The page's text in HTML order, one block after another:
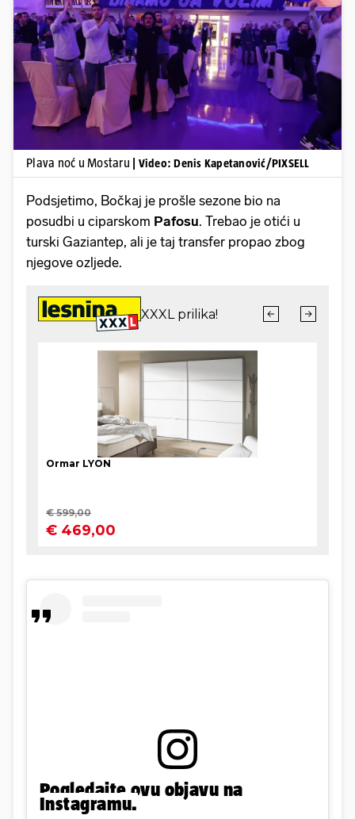
Pokretanje videa...
Plava noć u Mostaru | Video: Denis Kapetanović/PIXSELL
Podsjetimo, Bočkaj je prošle sezone bio na
posudbi u ciparskom Pafosu. Trebao je otići u
turski Gaziantep, ali je taj transfer propao zbog
njegove ozljede.
Pogledajte ovu objavu na
Instagramu.